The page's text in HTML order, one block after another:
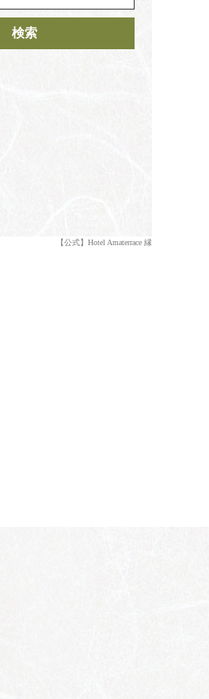
検索
【公式】Hotel Amaterrace 縁